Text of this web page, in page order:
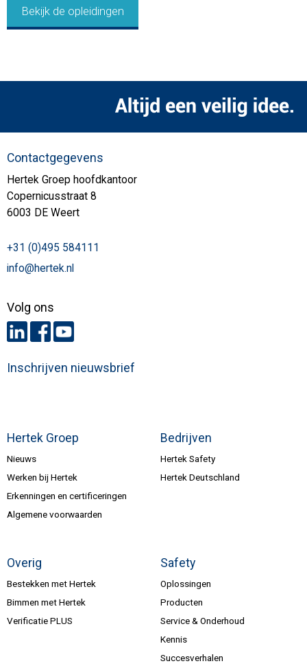
Bekijk de opleidingen
Hertek Groep
Nieuws
Werken bij Hertek
Erkenningen en certificeringen
Algemene voorwaarden
Bedrijven
Hertek Safety
Hertek Deutschland
Overig
Bestekken met Hertek
Bimmen met Hertek
Verificatie PLUS
Safety
Oplossingen
Producten
Service & Onderhoud
Kennis
Succesverhalen
Contactgegevens
Hertek Groep hoofdkantoor
Copernicusstraat 8
6003 DE Weert
+31 (0)495 584111
info@hertek.nl
Volg ons
Inschrijven nieuwsbrief